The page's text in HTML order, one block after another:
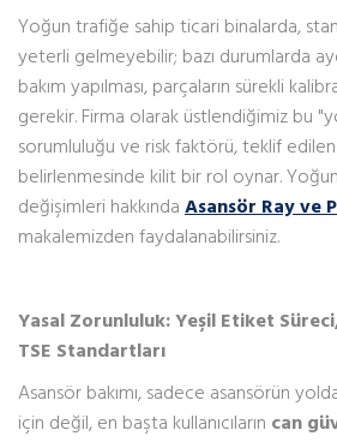
Yoğun trafiğe sahip ticari binalarda,
yeterli gelmeyebilir; bazı durumlarda
bakım yapılması, parçaların sürekli
gerekir. Firma olarak üstlendiğimiz bu
sorumluluğu ve risk faktörü, teklif edilen
belirlenmesinde kilit bir rol oynar.
değişimleri hakkında Asansör Ray ve
makalemizden faydalanabilirsiniz.
Yasal Zorunluluk: Yeşil Etiket
TSE Standartları
Asansör bakımı, sadece asansörün
için değil, en başta kullanıcıların can